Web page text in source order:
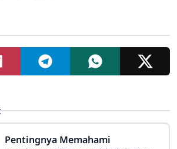
Pentingnya Memahami